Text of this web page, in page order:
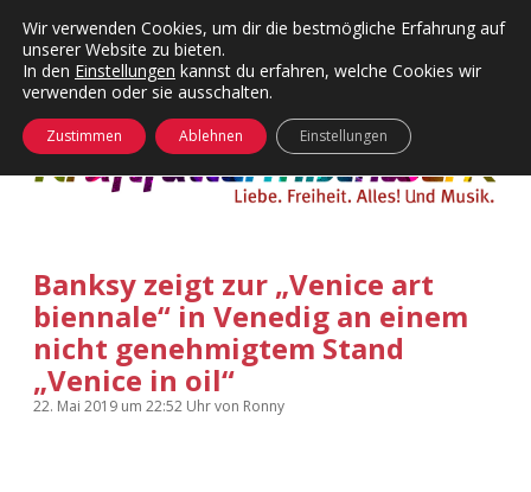
Kategorien
Menü
24 Hours Chilling
Die Wende
KFMW-Disco
kfmw.stuff
Kopfkinomusik
KFMW-Disco
Dates
Contact
Adventskalender Dropdown-
Menü
Adventskalender 2010
facebook
instagram
rss
öffnen
Banksy zeigt zur „Venice art
biennale“ in Venedig an einem
nicht genehmigtem Stand
„Venice in oil“
22. Mai 2019 um 22:52 Uhrvon Ronny
Wir verwenden Cookies, um dir die bestmögliche Erfahrung auf
unserer Website zu bieten.
In den Einstellungen kannst du erfahren, welche Cookies wir
verwenden oder sie ausschalten.
Zustimmen Ablehnen Einstellungen